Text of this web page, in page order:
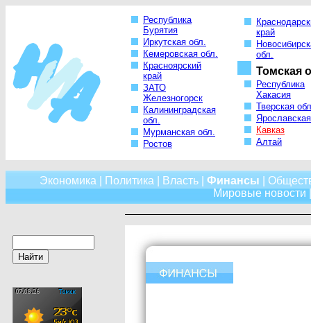
Республика
Бурятия
Иркутская обл.
Кемеровская обл.
Красноярский
край
ЗАТО
Железногорск
Калининградская
обл.
Мурманская обл.
Ростов
край
обл.
Томская
Республика
Хакасия
Тверская
Кавказ
Алтай
Экономика Политика Власть| Финансы
Мировые новости